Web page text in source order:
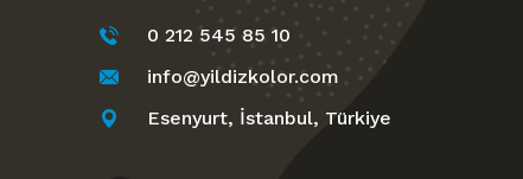
0 212 545 85 10
info@yildizkolor.com
Esenyurt, İstanbul, Türkiye